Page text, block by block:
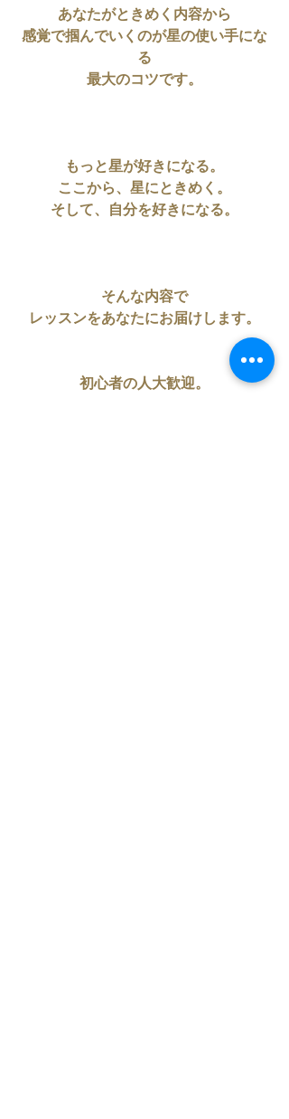
あなたがときめく内容から
感覚で掴んでいくのが星の使い手にな
る
最大のコツです。
もっと星が好きになる。
ここから、星にときめく。
そして、自分を好きになる。
そんな内容で
レッスンをあなたにお届けします。
初心者の人大歓迎。